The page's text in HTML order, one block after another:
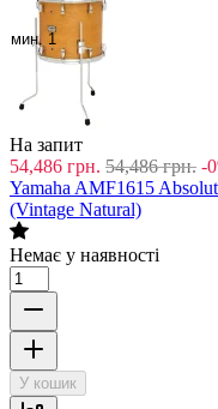
На запит
54,486 грн. 54,486 грн. -
Yamaha AMF1615
(Vintage Natural)
Немає у наявності
У кошик
мин. 1